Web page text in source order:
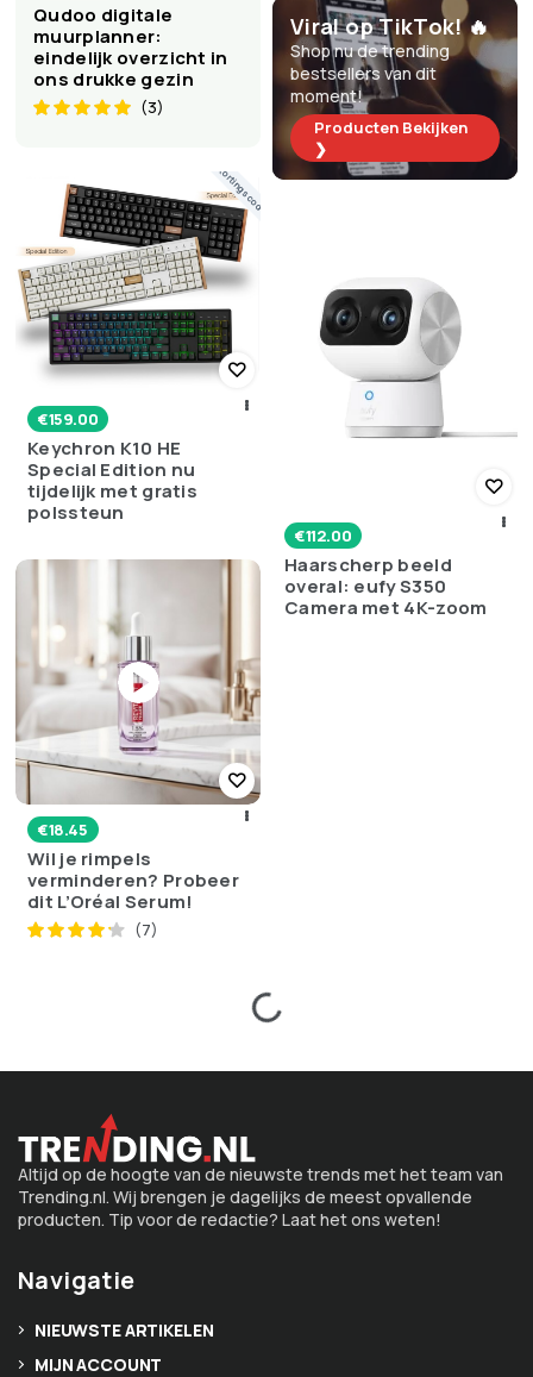
Qudoo digitale
muurplanner:
eindelijk overzicht in
ons drukke gezin
(3)
Viral op TikTok! 🔥
Shop nu de trending
bestsellers van dit
moment!
Producten Bekijken
❯
Kortingscode
€159.00
Keychron K10 HE
Special Edition nu
tijdelijk met gratis
polssteun
€112.00
Haarscherp beeld
overal: eufy S350
Camera met 4K-zoom
€18.45
Wil je rimpels
verminderen? Probeer
dit L’Oréal Serum!
(7)
€27.95
Perfecte teint? Meroda
💬 Poll